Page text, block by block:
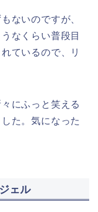
ないのですが、
なくらい普段目
ているので、リ
にふっと笑える
た。気になった
ェル